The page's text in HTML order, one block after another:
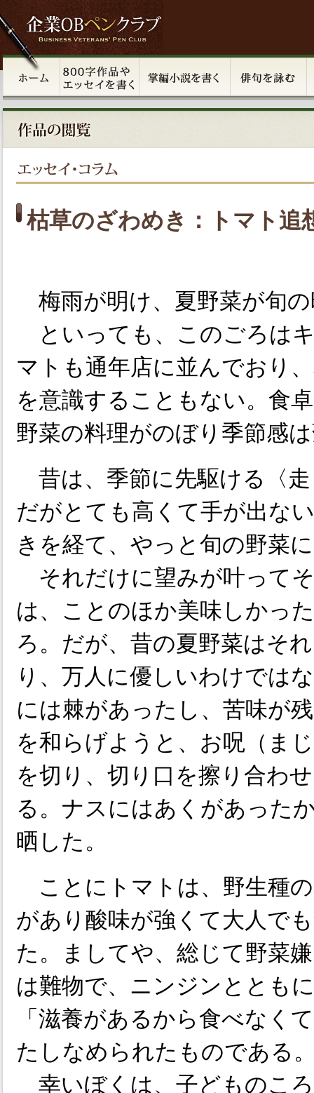
枯草のざわめき：トマト追
梅雨が明け、夏野菜が旬
といっても、このごろは
マトも通年店に並んでおり
を意識することもない。食
野菜の料理がのぼり季節感
昔は、季節に先駆ける〈
だがとても高くて手が出な
きを経て、やっと旬の野菜
それだけに望みが叶って
は、ことのほか美味しかっ
ろ。だが、昔の夏野菜はそ
り、万人に優しいわけでは
には棘があったし、苦味が
を和らげようと、お呪（ま
を切り、切り口を擦り合わ
る。ナスにはあくがあった
晒した。
ことにトマトは、野生種
があり酸味が強くて大人で
た。ましてや、総じて野菜
は難物で、ニンジンととも
「滋養があるから食べなく
たしなめられたものである
幸いぼくは、子どものこ